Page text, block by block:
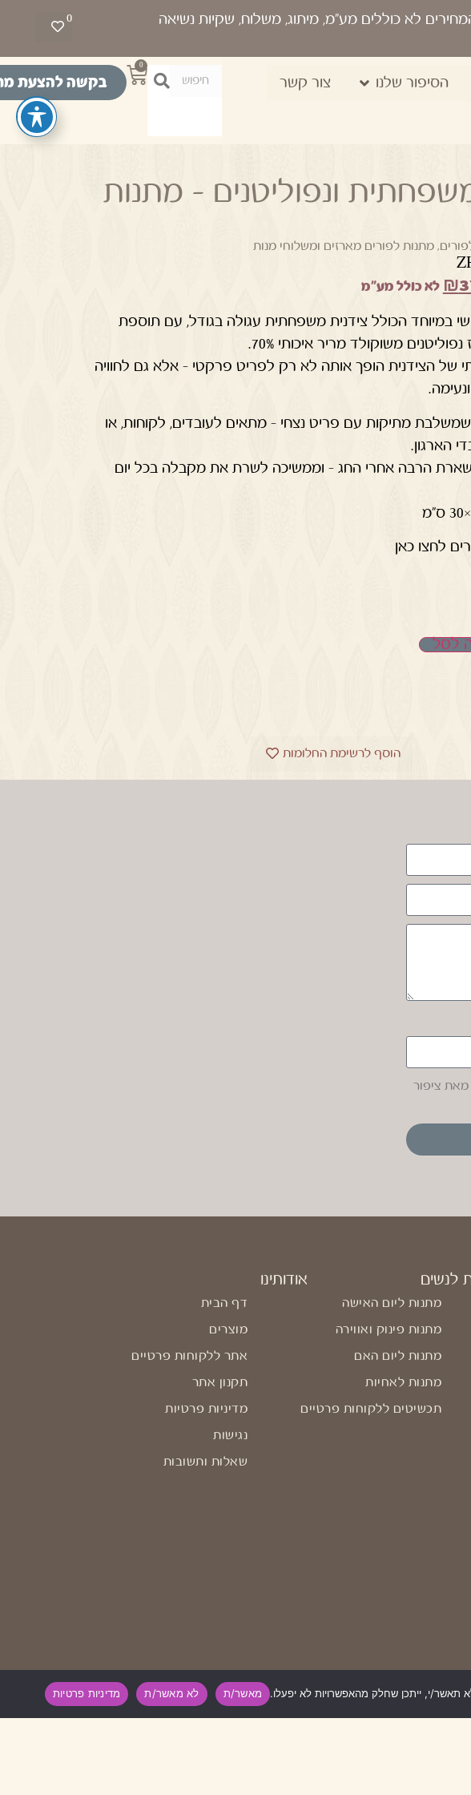
0
הסיפור שלנו צור קשר
0
בקשה להצעת
ונפוליטנים – מתנות
,מתנות לפורים מארזים ומשלוחי מנות
₪ לא כולל מע"מ
במיוחד הכולל צידנית משפחתית עגולה בגודל, עם תוספת
משוקולד מריר איכותי 70%.
של הצידנית הופך אותה לא רק לפריט פרקטי – אלא גם לחוויה
שמשלבת מתיקות עם פריט נצחי – מתאים לעובדים, לקוחות, או
הארגון.
הרבה אחרי החג – וממשיכה לשרת את מקבלה בכל יום
לחצו כאן
לסל
הוסף לרשימת החלומות
מאת ציפור
לנשים
מתנות ליום האישה
מתנות פינוק ואווירה
מתנות ליום האם
מתנות לאחיות
תכשיטים ללקוחות פרטיים
אודותינו
דף הבית
מוצרים
אתר ללקוחות פרטיים
תקנון אתר
מדיניות פרטיות
נגישות
שאלות ותשובות
מאשר/ת לא מאשר/ת מדיניות פרטיות